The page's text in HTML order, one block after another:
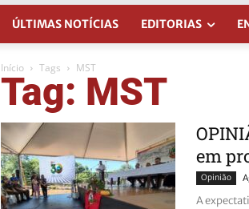
ÚLTIMAS NOTÍCIAS EDITORIAS
Início Tags MST
Tag: MST
em
Opinião
A